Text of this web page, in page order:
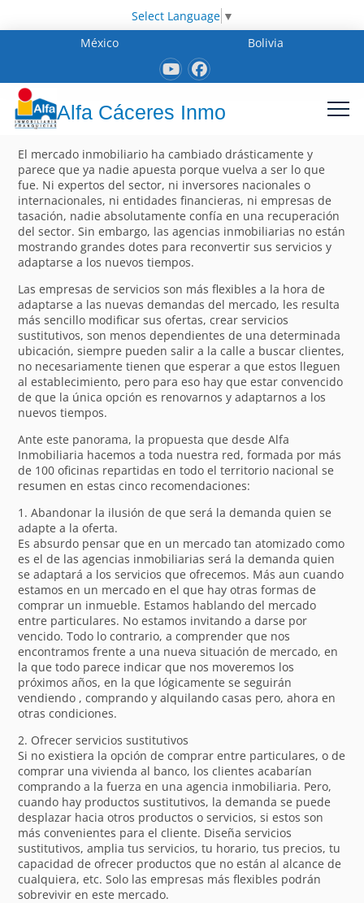
Select Language ▼
México
Bolivia
Alfa Cáceres Inmo
El mercado inmobiliario ha cambiado drásticamente y
parece que ya nadie apuesta porque vuelva a ser lo que
fue. Ni expertos del sector, ni inversores nacionales o
internacionales, ni entidades financieras, ni empresas de
tasación, nadie absolutamente confía en una recuperación
del sector. Sin embargo, las agencias inmobiliarias no están
mostrando grandes dotes para reconvertir sus servicios y
adaptarse a los nuevos tiempos.
Las empresas de servicios son más flexibles a la hora de
adaptarse a las nuevas demandas del mercado, les resulta
más sencillo modificar sus ofertas, crear servicios
sustitutivos, son menos dependientes de una determinada
ubicación, siempre pueden salir a la calle a buscar clientes,
no necesariamente tienen que esperar a que estos lleguen
al establecimiento, pero para eso hay que estar convencido
de que la única opción es renovarnos y adaptarnos a los
nuevos tiempos.
Ante este panorama, la propuesta que desde Alfa
Inmobiliaria hacemos a toda nuestra red, formada por más
de 100 oficinas repartidas en todo el territorio nacional se
resumen en estas cinco recomendaciones:
1. Abandonar la ilusión de que será la demanda quien se
adapte a la oferta.
Es absurdo pensar que en un mercado tan atomizado como
es el de las agencias inmobiliarias será la demanda quien
se adaptará a los servicios que ofrecemos. Más aun cuando
estamos en un mercado en el que hay otras formas de
comprar un inmueble. Estamos hablando del mercado
entre particulares. No estamos invitando a darse por
vencido. Todo lo contrario, a comprender que nos
encontramos frente a una nueva situación de mercado, en
la que todo parece indicar que nos moveremos los
próximos años, en la que lógicamente se seguirán
vendiendo , comprando y alquilando casas pero, ahora en
otras condiciones.
2. Ofrecer servicios sustitutivos
Si no existiera la opción de comprar entre particulares, o de
comprar una vivienda al banco, los clientes acabarían
comprando a la fuerza en una agencia inmobiliaria. Pero,
cuando hay productos sustitutivos, la demanda se puede
desplazar hacia otros productos o servicios, si estos son
más convenientes para el cliente. Diseña servicios
sustitutivos, amplia tus servicios, tu horario, tus precios, tu
capacidad de ofrecer productos que no están al alcance de
cualquiera, etc. Solo las empresas más flexibles podrán
sobrevivir en este mercado.